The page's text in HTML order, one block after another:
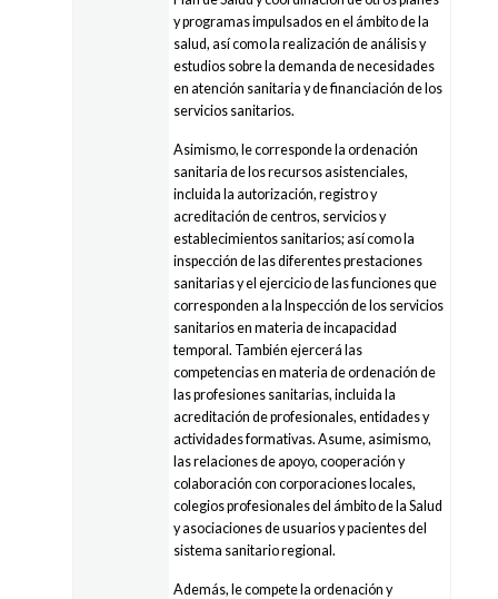
y programas impulsados en el ámbito de la
salud, así como la realización de análisis y
estudios sobre la demanda de necesidades
en atención sanitaria y de financiación de los
servicios sanitarios.
Asimismo, le corresponde la ordenación
sanitaria de los recursos asistenciales,
incluida la autorización, registro y
acreditación de centros, servicios y
establecimientos sanitarios; así como la
inspección de las diferentes prestaciones
sanitarias y el ejercicio de las funciones que
corresponden a la Inspección de los servicios
sanitarios en materia de incapacidad
temporal. También ejercerá las
competencias en materia de ordenación de
las profesiones sanitarias, incluida la
acreditación de profesionales, entidades y
actividades formativas. Asume, asimismo,
las relaciones de apoyo, cooperación y
colaboración con corporaciones locales,
colegios profesionales del ámbito de la Salud
y asociaciones de usuarios y pacientes del
sistema sanitario regional.
Además, le compete la ordenación y